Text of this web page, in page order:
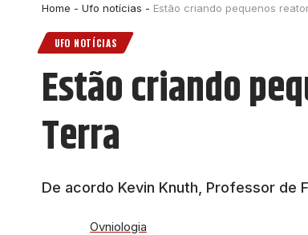
Home - Ufo notícias - Estão criando pequenos
UFO NOTÍCIAS
Estão criando
Terra
De acordo Kevin Knuth, Professor de
Ovniologia